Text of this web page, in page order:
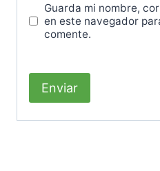
Guarda mi nombre,
en este navegador
comente.